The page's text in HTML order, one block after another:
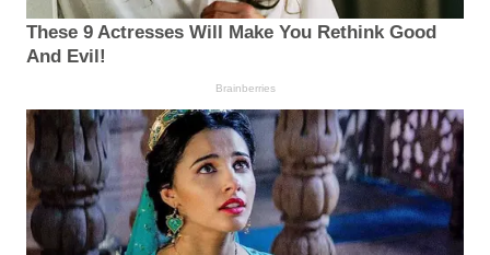
These 9 Actresses Will Make You Rethink Good
And Evil!
Brainberries